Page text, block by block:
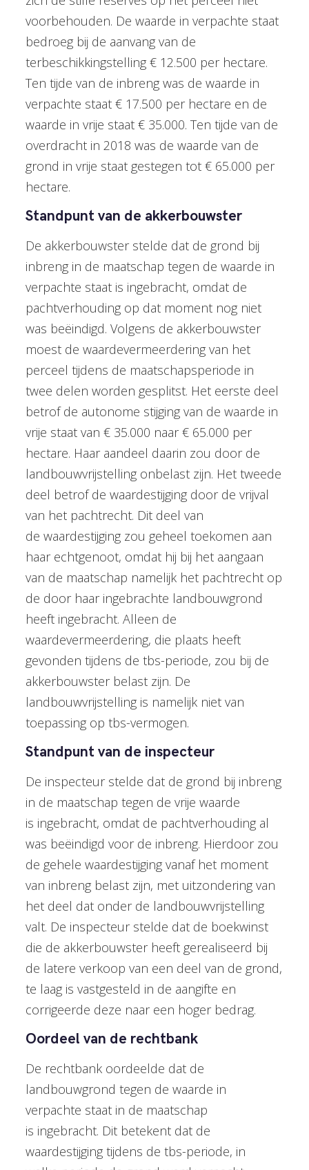
voorbehouden. De waarde in verpachte staat
bedroeg bij de aanvang van de
terbeschikkingstelling € 12.500 per hectare.
Ten tijde van de inbreng was de waarde in
verpachte staat € 17.500 per hectare en de
waarde in vrije staat € 35.000. Ten tijde van de
overdracht in 2018 was de waarde van de
grond in vrije staat gestegen tot € 65.000 per
hectare.
Standpunt van de akkerbouwster
De akkerbouwster stelde dat de grond bij
inbreng in de maatschap tegen de waarde in
verpachte staat is ingebracht, omdat de
pachtverhouding op dat moment nog niet
was beëindigd. Volgens de akkerbouwster
moest de waardevermeerdering van het
perceel tijdens de maatschapsperiode in
twee delen worden gesplitst. Het eerste deel
betrof de autonome stijging van de waarde in
vrije staat van € 35.000 naar € 65.000 per
hectare. Haar aandeel daarin zou door de
landbouwvrijstelling onbelast zijn. Het tweede
deel betrof de waardestijging door de vrijval
van het pachtrecht. Dit deel van
de waardestijging zou geheel toekomen aan
haar echtgenoot, omdat hij bij het aangaan
van de maatschap namelijk het pachtrecht op
de door haar ingebrachte landbouwgrond
heeft ingebracht. Alleen de
waardevermeerdering, die plaats heeft
gevonden tijdens de tbs-periode, zou bij de
akkerbouwster belast zijn. De
landbouwvrijstelling is namelijk niet van
toepassing op tbs-vermogen.
Standpunt van de inspecteur
De inspecteur stelde dat de grond bij inbreng
in de maatschap tegen de vrije waarde
is ingebracht, omdat de pachtverhouding al
was beëindigd voor de inbreng. Hierdoor zou
de gehele waardestijging vanaf het moment
van inbreng belast zijn, met uitzondering van
het deel dat onder de landbouwvrijstelling
valt. De inspecteur stelde dat de boekwinst
die de akkerbouwster heeft gerealiseerd bij
de latere verkoop van een deel van de grond,
te laag is vastgesteld in de aangifte en
corrigeerde deze naar een hoger bedrag.
Oordeel van de rechtbank
De rechtbank oordeelde dat de
landbouwgrond tegen de waarde in
verpachte staat in de maatschap
is ingebracht. Dit betekent dat de
waardestijging tijdens de tbs-periode, in